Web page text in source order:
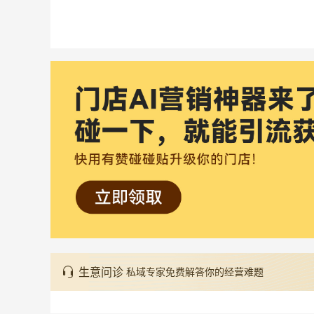
生意问诊 私域专家免费解答你的经营难题